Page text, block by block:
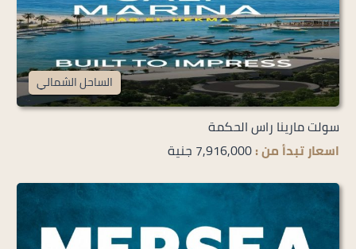
الساحل الشمالي
سولت مارينا راس الحكمة
اسعار تبدأ من :7,916,000 جنية